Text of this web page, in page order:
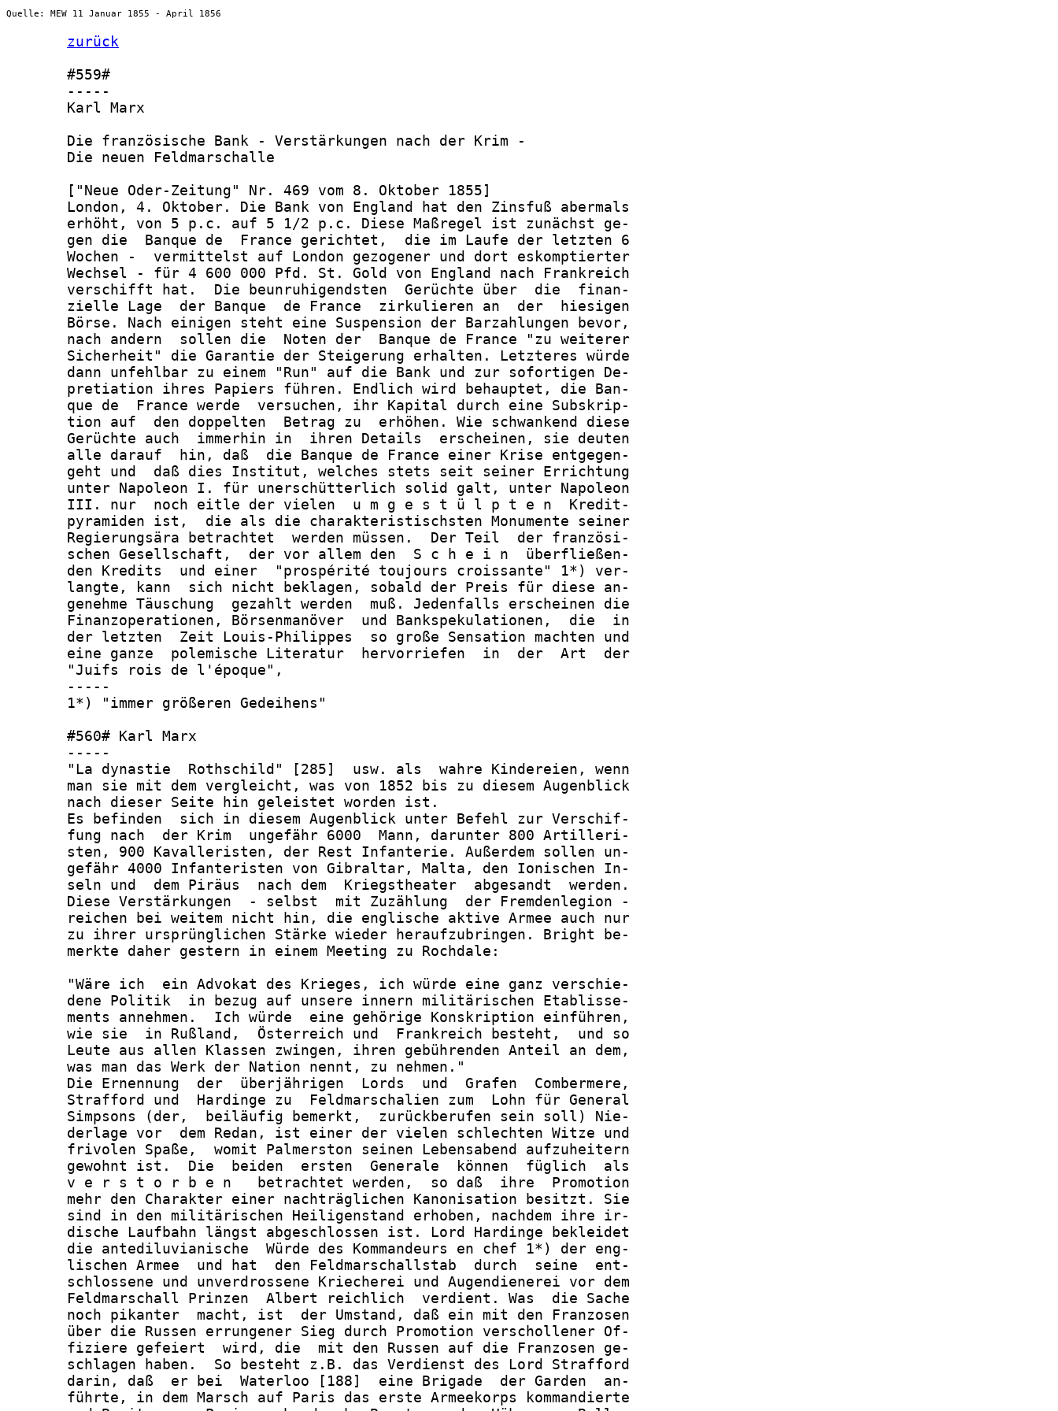
Quelle: MEW 11 Januar 1855 - April 1856
zurück
       #559#
       -----
       Karl Marx
       Die französische Bank - Verstärkungen nach der Krim -
       Die neuen Feldmarschalle
       ["Neue Oder-Zeitung" Nr. 469 vom 8. Oktober 1855]
       London, 4. Oktober. Die Bank von England hat den Zinsfuß abermals
       erhöht, von 5 p.c. auf 5 1/2 p.c. Diese Maßregel ist zunächst ge-
       gen die  Banque de  France gerichtet,  die im Laufe der letzten 6
       Wochen -  vermittelst auf London gezogener und dort eskomptierter
       Wechsel - für 4 600 000 Pfd. St. Gold von England nach Frankreich
       verschifft hat.  Die beunruhigendsten  Gerüchte über  die  finan-
       zielle Lage  der Banque  de France  zirkulieren an  der  hiesigen
       Börse. Nach einigen steht eine Suspension der Barzahlungen bevor,
       nach andern  sollen die  Noten der  Banque de France "zu weiterer
       Sicherheit" die Garantie der Steigerung erhalten. Letzteres würde
       dann unfehlbar zu einem "Run" auf die Bank und zur sofortigen De-
       pretiation ihres Papiers führen. Endlich wird behauptet, die Ban-
       que de  France werde  versuchen, ihr Kapital durch eine Subskrip-
       tion auf  den doppelten  Betrag zu  erhöhen. Wie schwankend diese
       Gerüchte auch  immerhin in  ihren Details  erscheinen, sie deuten
       alle darauf  hin, daß  die Banque de France einer Krise entgegen-
       geht und  daß dies Institut, welches stets seit seiner Errichtung
       unter Napoleon I. für unerschütterlich solid galt, unter Napoleon
       III. nur  noch eitle der vielen  u m g e s t ü l p t e n  Kredit-
       pyramiden ist,  die als die charakteristischsten Monumente seiner
       Regierungsära betrachtet  werden müssen.  Der Teil  der französi-
       schen Gesellschaft,  der vor allem den  S c h e i n  überfließen-
       den Kredits  und einer  "prospérité toujours croissante" 1*) ver-
       langte, kann  sich nicht beklagen, sobald der Preis für diese an-
       genehme Täuschung  gezahlt werden  muß. Jedenfalls erscheinen die
       Finanzoperationen, Börsenmanöver  und Bankspekulationen,  die  in
       der letzten  Zeit Louis-Philippes  so große Sensation machten und
       eine ganze  polemische Literatur  hervorriefen  in  der  Art  der
       "Juifs rois de l'époque",
       -----
       1*) "immer größeren Gedeihens"
       #560# Karl Marx
       -----
       "La dynastie  Rothschild" [285]  usw. als  wahre Kindereien, wenn
       man sie mit dem vergleicht, was von 1852 bis zu diesem Augenblick
       nach dieser Seite hin geleistet worden ist.
       Es befinden  sich in diesem Augenblick unter Befehl zur Verschif-
       fung nach  der Krim  ungefähr 6000  Mann, darunter 800 Artilleri-
       sten, 900 Kavalleristen, der Rest Infanterie. Außerdem sollen un-
       gefähr 4000 Infanteristen von Gibraltar, Malta, den Ionischen In-
       seln und  dem Piräus  nach dem  Kriegstheater  abgesandt  werden.
       Diese Verstärkungen  - selbst  mit Zuzählung  der Fremdenlegion -
       reichen bei weitem nicht hin, die englische aktive Armee auch nur
       zu ihrer ursprünglichen Stärke wieder heraufzubringen. Bright be-
       merkte daher gestern in einem Meeting zu Rochdale:
       "Wäre ich  ein Advokat des Krieges, ich würde eine ganz verschie-
       dene Politik  in bezug auf unsere innern militärischen Etablisse-
       ments annehmen.  Ich würde  eine gehörige Konskription einführen,
       wie sie  in Rußland,  Österreich und  Frankreich besteht,  und so
       Leute aus allen Klassen zwingen, ihren gebührenden Anteil an dem,
       was man das Werk der Nation nennt, zu nehmen."
       Die Ernennung  der  überjährigen  Lords  und  Grafen  Combermere,
       Strafford und  Hardinge zu  Feldmarschalien zum  Lohn für General
       Simpsons (der,  beiläufig bemerkt,  zurückberufen sein soll) Nie-
       derlage vor  dem Redan, ist einer der vielen schlechten Witze und
       frivolen Spaße,  womit Palmerston seinen Lebensabend aufzuheitern
       gewohnt ist.  Die  beiden  ersten  Generale  können  füglich  als
       v e r s t o r b e n   betrachtet werden,  so daß  ihre  Promotion
       mehr den Charakter einer nachträglichen Kanonisation besitzt. Sie
       sind in den militärischen Heiligenstand erhoben, nachdem ihre ir-
       dische Laufbahn längst abgeschlossen ist. Lord Hardinge bekleidet
       die antediluvianische  Würde des Kommandeurs en chef 1*) der eng-
       lischen Armee  und hat  den Feldmarschallstab  durch  seine  ent-
       schlossene und unverdrossene Kriecherei und Augendienerei vor dem
       Feldmarschall Prinzen  Albert reichlich  verdient. Was  die Sache
       noch pikanter  macht, ist  der Umstand, daß ein mit den Franzosen
       über die Russen errungener Sieg durch Promotion verschollener Of-
       fiziere gefeiert  wird, die  mit den Russen auf die Franzosen ge-
       schlagen haben.  So besteht z.B. das Verdienst des Lord Strafford
       darin, daß  er bei  Waterloo [188]  eine Brigade  der Garden  an-
       führte, in dem Marsch auf Paris das erste Armeekorps kommandierte